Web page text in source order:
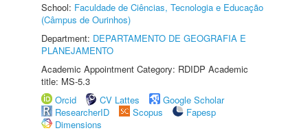
School: Faculdade de Ciências, Tecnologia e Educação
(Câmpus de Ourinhos)
Department: DEPARTAMENTO DE GEOGRAFIA E
PLANEJAMENTO
Academic Appointment Category: RDIDP Academic
title: MS-5.3
Orcid
CV Lattes
Google Scholar
ResearcherID
Scopus
Fapesp
Dimensions